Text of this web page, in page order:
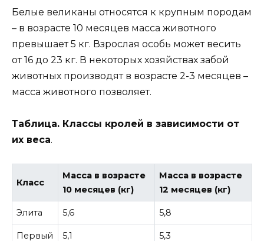
Белые великаны относятся к крупным породам
– в возрасте 10 месяцев масса животного
превышает 5 кг. Взрослая особь может весить
от 16 до 23 кг. В некоторых хозяйствах забой
животных производят в возрасте 2-3 месяцев –
масса животного позволяет.
Таблица. Классы кролей в зависимости от
их веса.
Класс
Масса в возрасте
10 месяцев (кг)
Масса в возрасте
12 месяцев (кг)
Элита 5,6 5,8
Первый 5,1 5,3